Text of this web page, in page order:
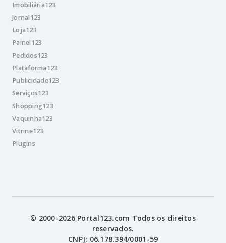
Imobiliária123
Jornal123
Loja123
Painel123
Pedidos123
Plataforma123
Publicidade123
Serviços123
Shopping123
Vaquinha123
Vitrine123
Plugins
© 2000-2026 Portal123.com Todos os direitos
reservados.
CNPJ: 06.178.394/0001-59